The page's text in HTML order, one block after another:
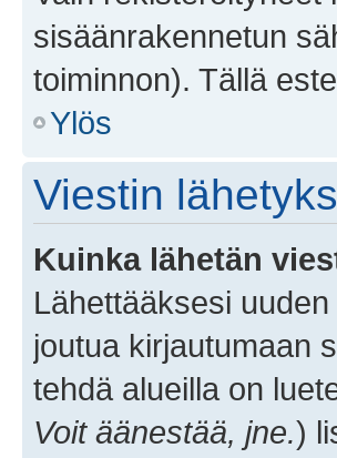
sisäänrakennetun
toiminnon). Tällä
Ylös
Viestin
Kuinka lähetän
Lähettääksesi
joutua kirjautumaan
tehdä alueilla on
Voit äänestää, jne.)